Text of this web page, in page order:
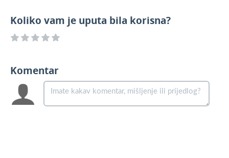
Koliko vam je uputa bila korisna?
Komentar